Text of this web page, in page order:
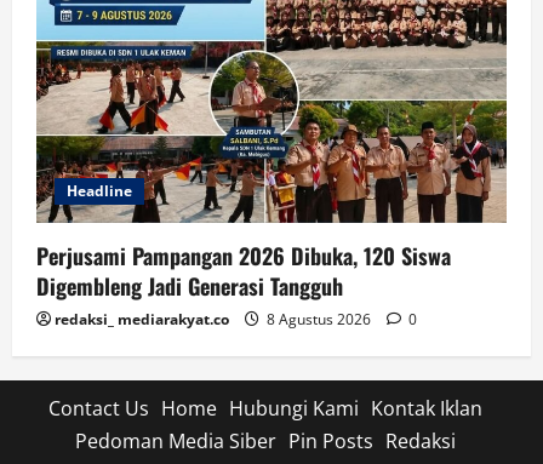
Headline
Perjusami Pampangan 2026 Dibuka, 120 Siswa
Digembleng Jadi Generasi Tangguh
redaksi_ mediarakyat.co 8 Agustus 2026 0
Contact Us Home Hubungi Kami Kontak Iklan
Pedoman Media Siber Pin Posts Redaksi